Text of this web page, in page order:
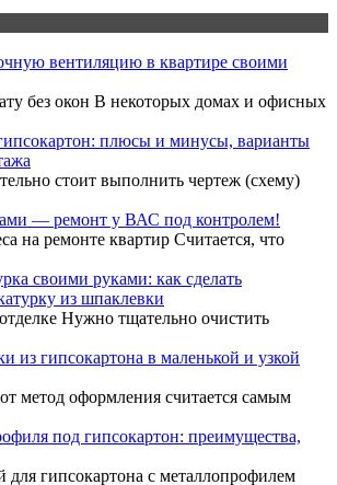
вентиляцию в квартире своими
без окон В некоторых домах и офисных
плюсы и минусы, варианты
стоит выполнить чертеж (схему)
— ремонт у ВАС под контролем!
на ремонте квартир Считается, что
своими руками: как сделать
из шпаклевки
Нужно тщательно очистить
из гипсокартона в маленькой и узкой
метод оформления считается самым
под гипсокартон: преимущества,
для гипсокартона с металлопрофилем